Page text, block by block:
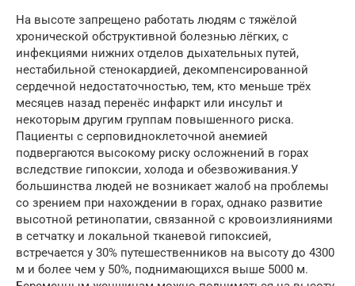
На высоте запрещено работать людям с тяжёлой
хронической обструктивной болезнью лёгких, с
инфекциями нижних отделов дыхательных путей,
нестабильной стенокардией, декомпенсированной
сердечной недостаточностью, тем, кто меньше трёх
месяцев назад перенёс инфаркт или инсульт и
некоторым другим группам повышенного риска.
Пациенты с серповидноклеточной анемией
подвергаются высокому риску осложнений в горах
вследствие гипоксии, холода и обезвоживания.У
большинства людей не возникает жалоб на проблемы
со зрением при нахождении в горах, однако развитие
высотной ретинопатии, связанной с кровоизлияниями
в сетчатку и локальной тканевой гипоксией,
встречается у 30% путешественников на высоту до 4300
м и более чем у 50%, поднимающихся выше 5000 м.